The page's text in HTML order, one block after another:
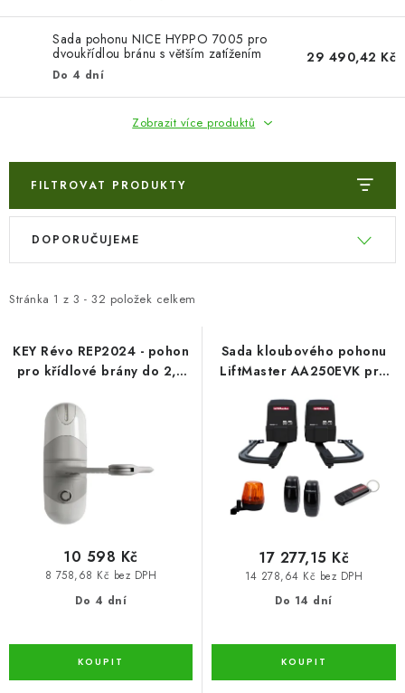
Sada pohonu NICE HYPPO 7005 pro
dvoukřídlou bránu s větším zatížením
jednoho křídla 3m/800kg
Do 4 dní
29 490,42 Kč
Zobrazit více produktů
FILTROVAT PRODUKTY
V
i
p
Stránka 1 z 3 - 32 položek celkem
Ř
e
í
p
DOPORUČUJEME
KEY Révo REP2024 - pohon
pro křídlové brány do 2,3
Do 4 dní
8 758,68 Kč bez DPH
10 598 Kč
Sada kloubového pohonu
LiftMaster AA250EVK pro
křídlo 2,5m/250kg
Do 14 dní
14 278,64 Kč bez DPH
17 277,15 Kč